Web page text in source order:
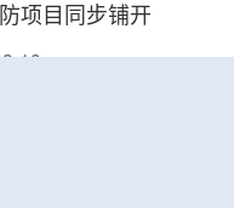
项目同步铺开
10